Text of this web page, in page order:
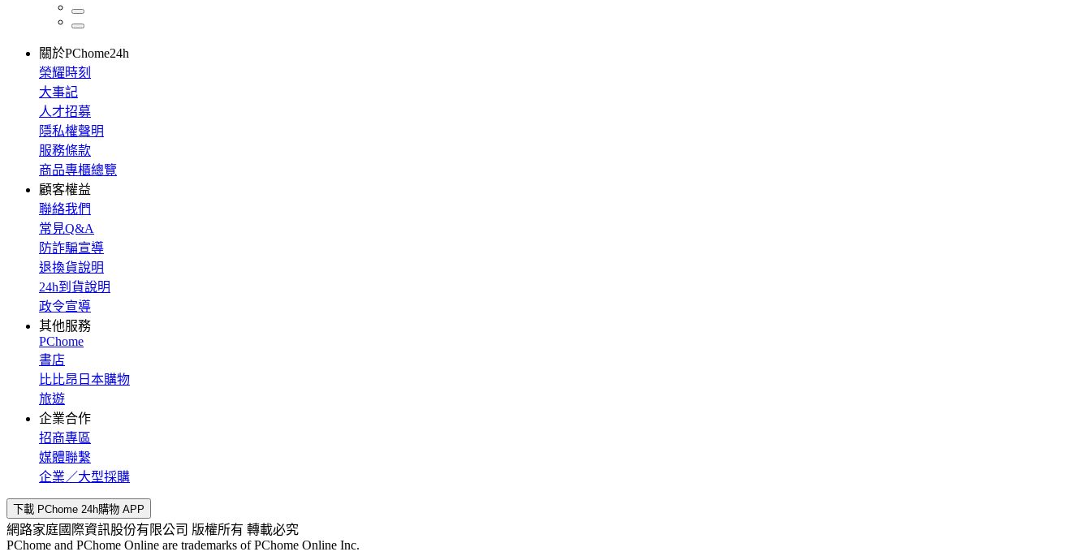
關於PChome24h
榮耀時刻
大事記
人才招募
隱私權聲明
服務條款
商品專櫃總覽
顧客權益
聯絡我們
常見Q&A
防詐騙宣導
退換貨說明
24h到貨說明
政令宣導
其他服務
PChome
書店
比比昂日本購物
旅遊
企業合作
招商專區
媒體聯繫
企業／大型採購
下載 PChome 24h購物 APP
網路家庭國際資訊股份有限公司 版權所有 轉載必究
PChome and PChome Online are trademarks of PChome Online Inc.